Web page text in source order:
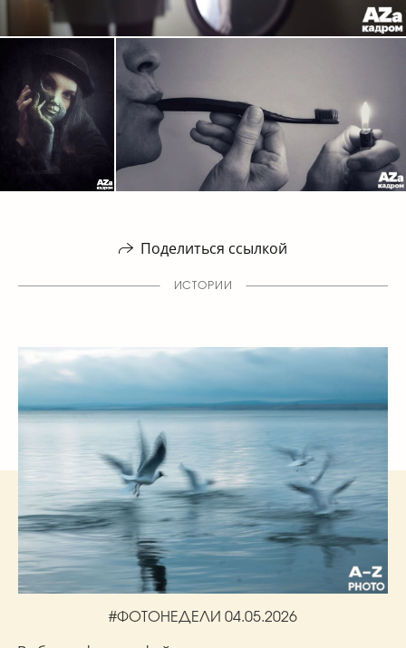
Поделиться ссылкой
ИСТОРИИ
#ФОТОНЕДЕЛИ 04.05.2026